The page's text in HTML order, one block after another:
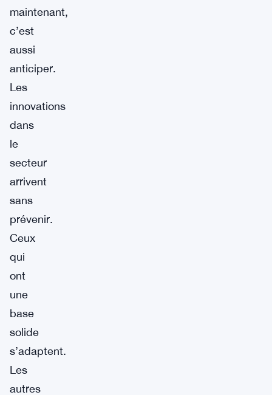
maintenant,
c’est
aussi
anticiper.
Les
innovations
dans
le
secteur
arrivent
sans
prévenir.
Ceux
qui
ont
une
base
solide
s’adaptent.
Les
autres